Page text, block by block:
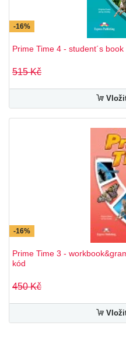
-16%
Prime Time 4 - student´s book
515 Kč
-16%
Prime Time 3 -
kód
450 Kč